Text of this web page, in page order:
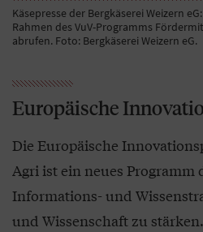
Käsepresse der Bergkäserei Weizern
Rahmen des VuV-Programms
abrufen. Foto: Bergkäserei Weizern eG.
Europäische
Die Europäische
Agri ist ein neues Programm
Informations- und
und Wissenschaft zu